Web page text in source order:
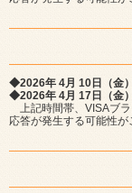
◆2026年 4月 10日（金
◆2026年 4月 17日（金
上記時間帯、VISAブ
応答が発生する可能性が